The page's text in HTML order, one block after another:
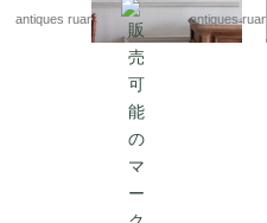
antiques ruan antiques ruan